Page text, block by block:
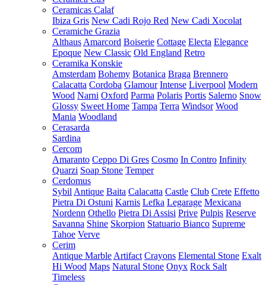
Ceramicas Calaf
Ibiza Gris New Cadi Rojo Red New Cadi Xocolat
Ceramiche Grazia
Althaus Amarcord Boiserie Cottage Electa Elegance
Epoque New Classic Old England Retro
Ceramika Konskie
Amsterdam Bohemy Botanica Braga Brennero
Calacatta Cordoba Glamour Intense Liverpool Modern
Wood Narni Oxford Parma Polaris Portis Salerno Snow
Glossy Sweet Home Tampa Terra Windsor Wood
Mania Woodland
Cerasarda
Sardina
Cercom
Amaranto Ceppo Di Gres Cosmo In Contro Infinity
Quarzi Soap Stone Temper
Cerdomus
Sybil Antique Baita Calacatta Castle Club Crete Effetto
Pietra Di Ostuni Karnis Lefka Legarage Mexicana
Nordenn Othello Pietra Di Assisi Prive Pulpis Reserve
Savanna Shine Skorpion Statuario Bianco Supreme
Tahoe Verve
Cerim
Antique Marble Artifact Crayons Elemental Stone Exalt
Hi Wood Maps Natural Stone Onyx Rock Salt
Timeless